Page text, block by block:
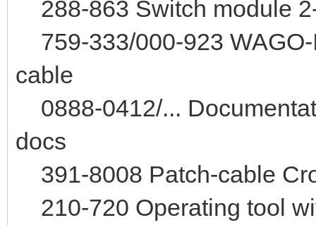
288-863 Switch module
759-333/000-923
cable
0888-0412/...
docs
391-8008 Patch-cable
210-720 Operating tool